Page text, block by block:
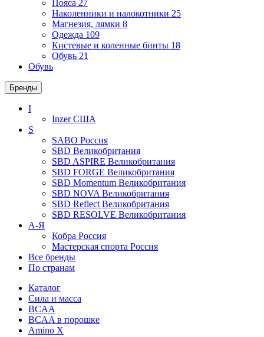
Пояса 27
Наколенники и налокотники 25
Магнезия, лямки 8
Одежда 109
Кистевые и коленные бинты 18
Обувь 21
Обувь
Бренды
I
InzerСША
S
SABO Россия
SBD Великобритания
SBD ASPIRE Великобритания
SBD FORGE Великобритания
SBD Momentum Великобритания
SBD NOVA Великобритания
SBD Reflect Великобритания
SBD RESOLVE Великобритания
А-Я
Кобра Россия
Мастерская спорта Россия
Все бренды
По странам
Каталог
Сила и масса
BCAA
BCAA в порошке
Amino X